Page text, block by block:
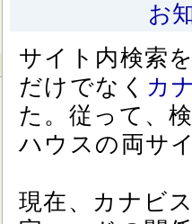
お
サイト内検索をGoogleに切り替え、検索対象を当サイト
だけでなく カ
た。従って、
ハウスの両サ
現在、カナビ